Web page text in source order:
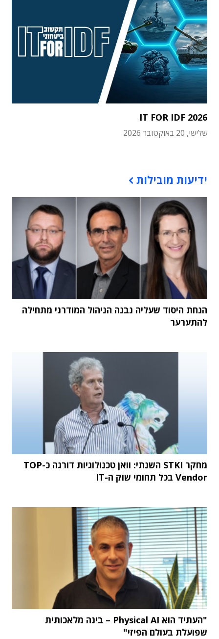
IT FOR IDF 2026
שלישי, 20 באוקטובר 2026
ידיעות מובילות
הנחת היסוד שעליה נבנה הניהול המודרני מתחילה
להתערער
מחקר STKI השנתי: וואן טכנולוגיות דורגה כ-TOP
Vendor בכל תחומי שוק ה-IT
"העתיד הוא Physical AI – בינה מלאכותית
שפועלת בעולם הפיזי"